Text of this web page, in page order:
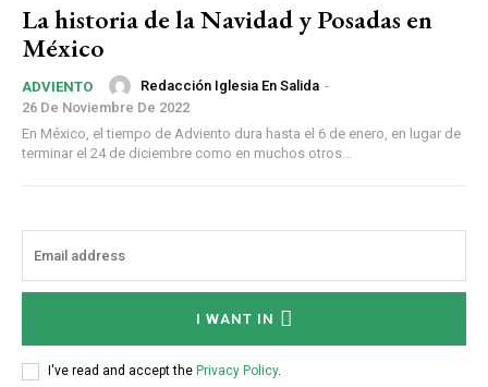
La historia de la Navidad y Posadas en
México
ADVIENTO Redacción Iglesia En Salida -
26 De Noviembre De 2022
En México, el tiempo de Adviento dura hasta el 6 de enero, en lugar de
terminar el 24 de diciembre como en muchos otros...
I WANT IN
I've read and accept the Privacy Policy.